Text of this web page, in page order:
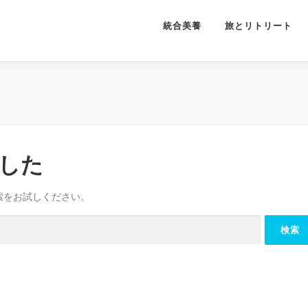
統合美養 旅とリトリート
た
お試しください。